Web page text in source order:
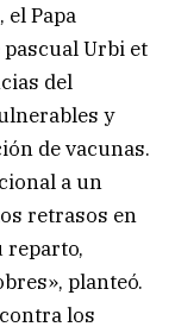
Papa
Urbi et
del
y
de vacunas.
a un
retrasos en
reparto,
planteó.
los